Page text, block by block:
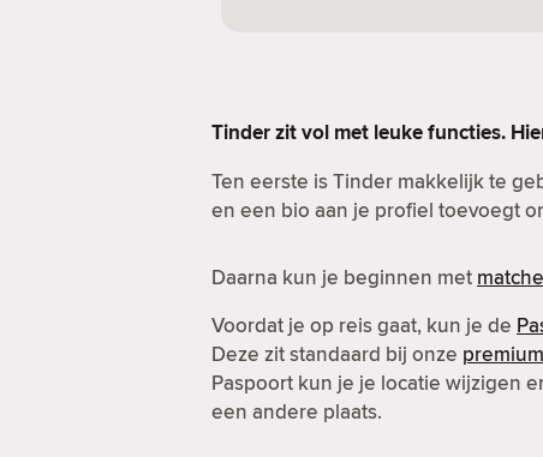
Tinder zit vol met leuke functies.
Ten eerste is Tinder makkelijk te
en een bio aan je profiel toevoegt
Daarna kun je beginnen met
Voordat je op reis gaat, kun je de
Deze zit standaard bij onze
Paspoort kun je je locatie wijzigen
een andere plaats.